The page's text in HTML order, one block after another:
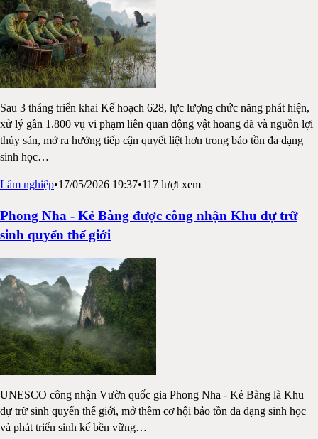
Sau 3 tháng triển khai Kế hoạch 628, lực lượng chức năng phát hiện,
xử lý gần 1.800 vụ vi phạm liên quan động vật hoang dã và nguồn lợi
thủy sản, mở ra hướng tiếp cận quyết liệt hơn trong bảo tồn đa dạng
sinh học…
Lâm nghiệp•17/05/2026 19:37•117 lượt xem
Phong Nha - Kẻ Bàng được công nhận Khu dự trữ
sinh quyển thế giới
UNESCO công nhận Vườn quốc gia Phong Nha - Kẻ Bàng là Khu
dự trữ sinh quyển thế giới, mở thêm cơ hội bảo tồn đa dạng sinh học
và phát triển sinh kế bền vững…